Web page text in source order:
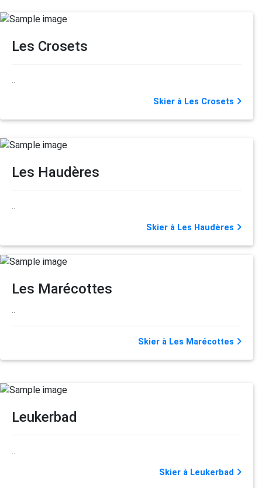
Les Crosets
..
Skier à Les Crosets
Les Haudères
..
Skier à Les Haudères
Les Marécottes
..
Skier à Les Marécottes
Leukerbad
..
Skier à Leukerbad